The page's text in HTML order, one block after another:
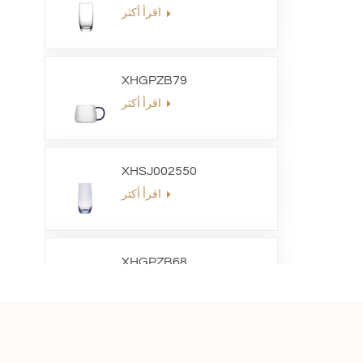
XHGPZB79
XHSJ002550
XHGPZB68